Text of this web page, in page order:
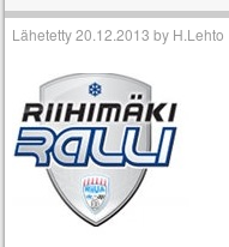
Lähetetty20.12.2013 by H.Lehto